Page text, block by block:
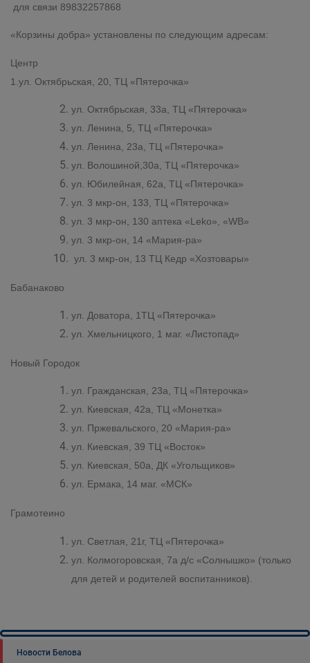
для связи 89832257868
«Корзины добра» установлены по следующим адресам:
Центр
1.ул. Октябрьская, 20, ТЦ «Пятерочка»
ул. Октябрьская, 33а, ТЦ «Пятерочка»
ул. Ленина, 5, ТЦ «Пятерочка»
ул. Ленина, 23а, ТЦ «Пятерочка»
ул. Волошиной,30а, ТЦ «Пятерочка»
ул. Юбилейная, 62а, ТЦ «Пятерочка»
ул. 3 мкр-он, 133, ТЦ «Пятерочка»
ул. 3 мкр-он, 130 аптека «Leko», «WB»
ул. 3 мкр-он, 14 «Мария-ра»
ул. 3 мкр-он, 13 ТЦ Кедр «Хозтовары»
Бабанаково
ул. Доватора, 1ТЦ «Пятерочка»
ул. Хмельницкого, 1 маг. «Листопад»
Новый Городок
ул. Гражданская, 23а, ТЦ «Пятерочка»
ул. Киевская, 42а, ТЦ «Монетка»
ул. Пржевальского, 20 «Мария-ра»
ул. Киевская, 39 ТЦ «Восток»
ул. Киевская, 50а, ДК «Угольщиков»
ул. Ермака, 14 маг. «МСК»
Грамотеино
ул. Светлая, 21г, ТЦ «Пятерочка»
ул. Колмогоровская, 7а д/с «Солнышко» (только
для детей и родителей воспитанников).
Новости Белова